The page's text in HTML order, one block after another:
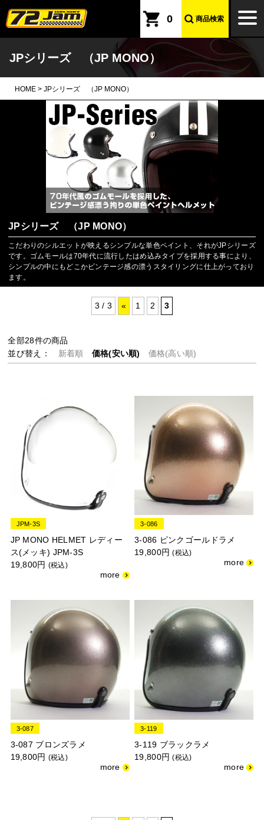
本文へ
0 商品検索
JPシリーズ （JP MONO）
HOME > JPシリーズ （JP MONO）
JPシリーズ （JP MONO）
こだわりのシルエットが映えるシンプルな単色ペイント、それがJPシリーズ
です。ゴムモールは70年代に流行したはめ込みタイプを採用する事により、
シンプルの中にもどこかビンテージ感の漂うスタイリングに仕上がっており
ます。
3 / 3 « 1 2 3
全部28件の商品
並び替え：
新着順 価格(安い順) 価格(高い順)
JPM-3S
JP MONO HELMET レディー
ス(メッキ) JPM-3S
19,800円 (税込)
3-086
3-086 ピンクゴールドラメ
19,800円(税込)
3-087
3-087 ブロンズラメ
19,800円 (税込)
3-119
3-119 ブラックラメ
19,800円(税込)